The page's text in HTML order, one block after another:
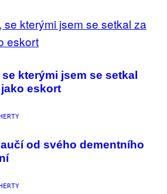
kterými jsem se setkal
eskort
od svého dementního